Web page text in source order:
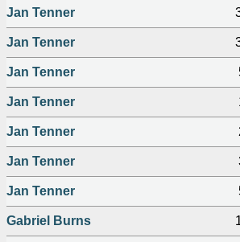
Jan Tenner
Jan Tenner
Jan Tenner
Jan Tenner
Jan Tenner
Jan Tenner
Jan Tenner
Gabriel Burns